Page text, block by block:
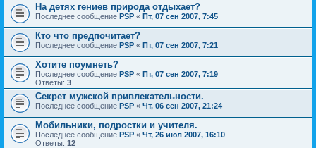
На детях гениев природа отдыхает?
Последнее сообщение PSP « Пт, 07 сен 2007, 7:45
Кто что предпочитает?
Последнее сообщение PSP « Пт, 07 сен 2007, 7:21
Хотите поумнеть?
Последнее сообщение PSP « Пт, 07 сен 2007, 7:19
Ответы: 3
Секрет мужской привлекательности.
Последнее сообщение PSP « Чт, 06 сен 2007, 21:24
Мобильники, подростки и учителя.
Последнее сообщение PSP « Чт, 26 июл 2007, 16:10
Ответы: 12